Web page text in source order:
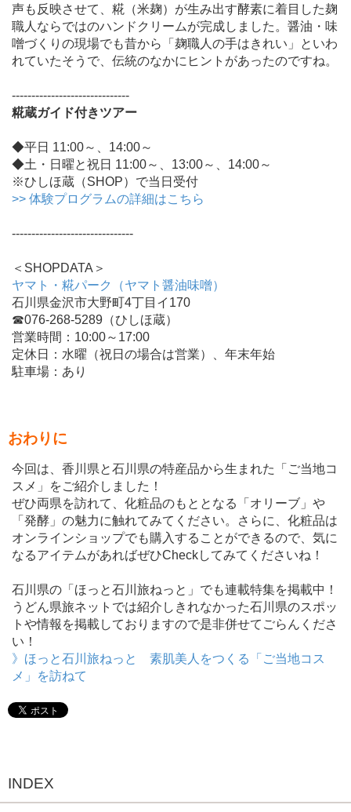
声も反映させて、糀（米麹）が生み出す酵素に着目した麹
職人ならではのハンドクリームが完成しました。醤油・味
噌づくりの現場でも昔から「麹職人の手はきれい」といわ
れていたそうで、伝統のなかにヒントがあったのですね。
------------------------------
糀蔵ガイド付きツアー
◆平日 11:00～、14:00～
◆土・日曜と祝日 11:00～、13:00～、14:00～
※ひしほ蔵（SHOP）で当日受付
>> 体験プログラムの詳細はこちら
-------------------------------
＜SHOPDATA＞
ヤマト・糀パーク（ヤマト醤油味噌）
石川県金沢市大野町4丁目イ170
☎076-268-5289（ひしほ蔵）
営業時間：10:00～17:00
定休日：水曜（祝日の場合は営業）、年末年始
駐車場：あり
おわりに
今回は、香川県と石川県の特産品から生まれた「ご当地コ
スメ」をご紹介しました！
ぜひ両県を訪れて、化粧品のもととなる「オリーブ」や
「発酵」の魅力に触れてみてください。さらに、化粧品は
オンラインショップでも購入することができるので、気に
なるアイテムがあればぜひCheckしてみてくださいね！
石川県の「ほっと石川旅ねっと」でも連載特集を掲載中！
うどん県旅ネットでは紹介しきれなかった石川県のスポッ
トや情報を掲載しておりますので是非併せてごらんくださ
い！
》ほっと石川旅ねっと 素肌美人をつくる「ご当地コス
メ」を訪ねて
INDEX